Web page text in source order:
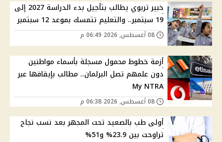
خبير تربوي يطالب بتأجيل بدء الدراسة 2027 إلى
19 سبتمبر.. والتعليم تتمسك بموعد 12 سبتمبر
أزمة خطوط محمول مسجلة بأسماء مواطنين
دون علمهم تصل البرلمان.. مطالب بإيقافها عبر
My NTRA
أولى طب بالصعيد تحت المجهر بعد نسب نجاح
تراوحت بين 23.9% و51%